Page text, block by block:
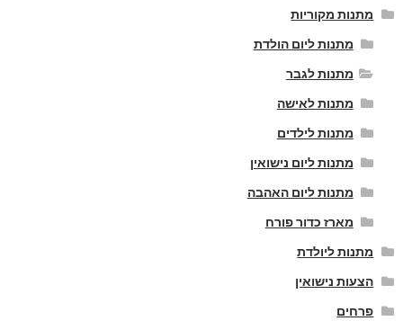
מתנות מקוריות
מתנות ליום הולדת
מתנות לגבר
מתנות לאישה
מתנות לילדים
מתנות ליום נישואין
מתנות ליום האהבה
מארז כדור פורח
מתנות ליולדת
הצעות נישואין
פרחים